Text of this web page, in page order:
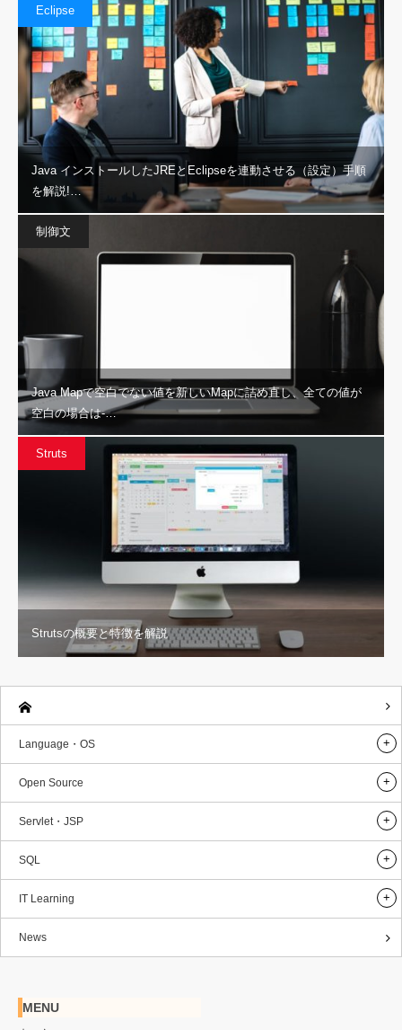
Eclipse
Java インストールしたJREとEclipseを連動させる（設定）手順
を解説!…
制御文
Java Mapで空白でない値を新しいMapに詰め直し、全ての値が
空白の場合は-…
Struts
Strutsの概要と特徴を解説
Language・OS
Open Source
Servlet・JSP
SQL
IT Learning
News
MENU